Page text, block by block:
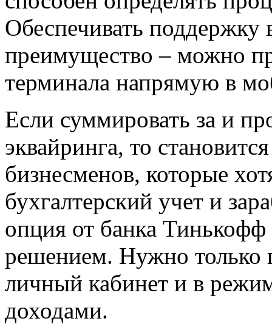
Обеспечивать поддержку
преимущество – можно
терминала напрямую в
Если суммировать за и
эквайринга, то
бизнесменов, которые
бухгалтерский учет и
опция от банка
решением. Нужно только
личный кабинет и в
доходами.